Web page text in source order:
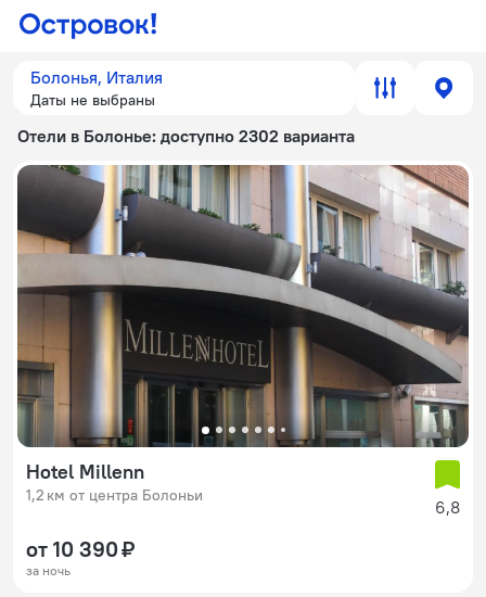
Болонья, Италия
Даты не выбраны
Отели в Болонье: доступно 2302 варианта
Hotel Millenn
1,2 км от центра Болоньи
6,8
от 10 390 ₽
за ночь